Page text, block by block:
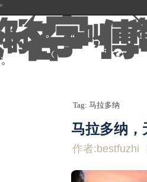
Tag: 马拉多纳
马拉多纳，
作者:bestfuzhi